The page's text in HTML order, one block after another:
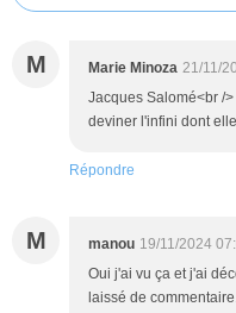
M Marie Minoza 21/11/
Jacques Salomé<br /
deviner l'infini dont
Répondre
M manou 19/11/2024
Oui j'ai vu ça et j'ai
laissé de